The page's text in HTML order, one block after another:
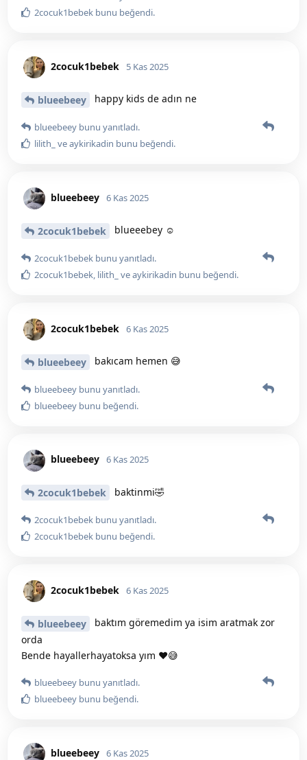
2cocuk1bebek bunu beğendi.
2cocuk1bebek 5 Kas 2025
blueebeey happy kids de adın ne
blueebeey bunu yanıtladı.
lilith_ veaykirikadin bunu beğendi.
blueebeey 6 Kas 2025
2cocuk1bebek blueeebey ☺️
2cocuk1bebek bunu yanıtladı.
2cocuk1bebek, lilith_ veaykirikadin bunu beğendi.
2cocuk1bebek 6 Kas 2025
blueebeey bakıcam hemen 😅
blueebeey bunu yanıtladı.
blueebeey bunu beğendi.
blueebeey 6 Kas 2025
2cocuk1bebek baktinmi🤣
2cocuk1bebek bunu yanıtladı.
2cocuk1bebek bunu beğendi.
2cocuk1bebek 6 Kas 2025
blueebeey
baktım göremedim ya isim aratmak zor
orda
Bende hayallerhayatoksa yım ❤️😅
blueebeey bunu yanıtladı.
blueebeey bunu beğendi.
blueebeey 6 Kas 2025